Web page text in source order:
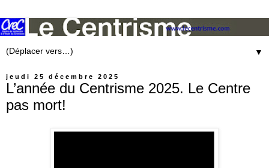
▼
jeudi 25 décembre 2025
L’année du Centrisme 2025. Le Centre
pas mort!